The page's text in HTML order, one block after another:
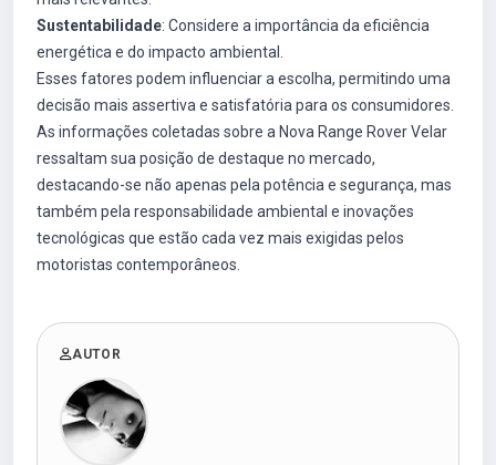
Sustentabilidade: Considere a importância da eficiência
energética e do impacto ambiental.
Esses fatores podem influenciar a escolha, permitindo uma
decisão mais assertiva e satisfatória para os consumidores.
As informações coletadas sobre a Nova Range Rover Velar
ressaltam sua posição de destaque no mercado,
destacando-se não apenas pela potência e segurança, mas
também pela responsabilidade ambiental e inovações
tecnológicas que estão cada vez mais exigidas pelos
motoristas contemporâneos.
AUTOR